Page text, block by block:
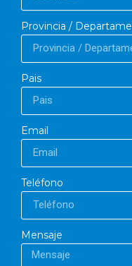
Provincia /
Pais
Email
Teléfono
Mensaje